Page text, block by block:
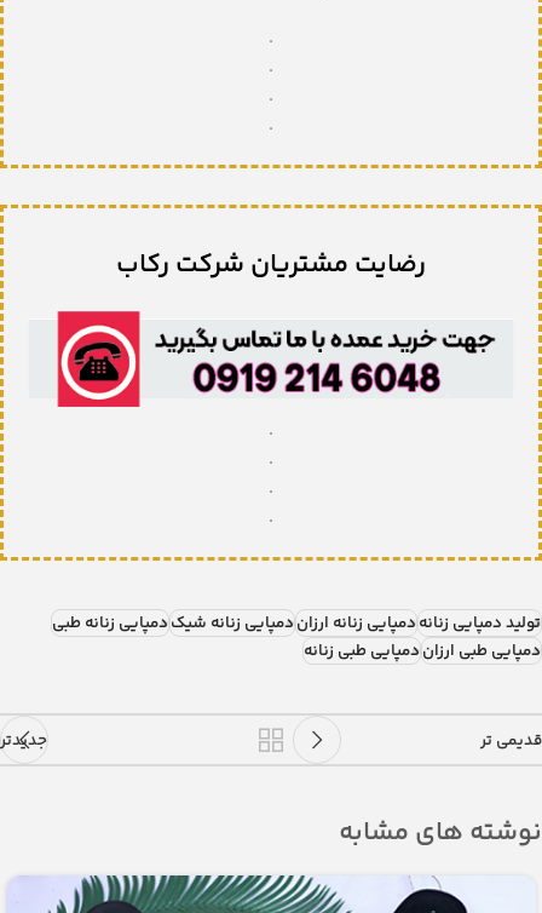
.
.
.
.
رضایت مشتریان شرکت رکاب
.
.
.
.
تولید دمپایی زنانهدمپایی زنانه ارزاندمپایی زنانه شیکدمپایی زنانه طبی
دمپایی طبی ارزاندمپایی طبی زنانه
جدیدتر قدیمی تر
نوشته های مشابه